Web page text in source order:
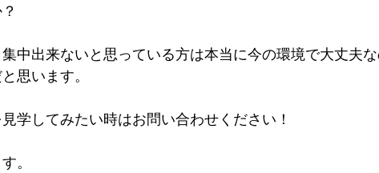
中出来ないと思っている方は本当に今の環境で大丈夫
思います。
学してみたい時はお問い合わせください！
。